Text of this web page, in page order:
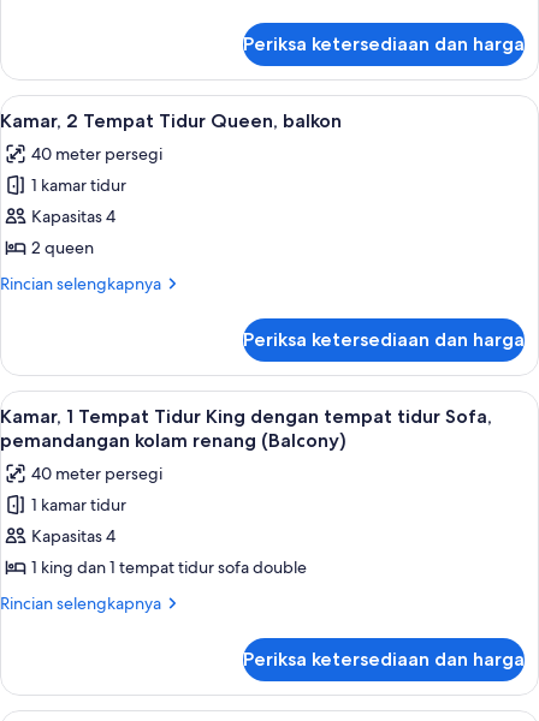
pemandangan
kolam
renang
Kamar,
Tempat
King,
pemandangan
kolam
renang
Periksa ketersediaan dan harga
Lihat
semua
foto
untuk
Kamar,
2
Tempat
balkon
Seprai premium, bantalan ekstra
4
Kamar, 2 Tempat Tidur Queen, balkon
40 meter persegi
1 kamar tidur
Kapasitas 4
2 queen
Rincian selengkapnya
Rincian
Kamar,
Tempat
Tidur
Queen,
balkon
Periksa ketersediaan dan harga
Lihat
semua
foto
untuk
Kamar,
1
Tempat
Tidur
tempat
tidur
Seprai premium, bantalan ekstra
6
Kamar, 1 Tempat Tidur King dengan tempat tidur Sofa,
pemandangan kolam renang (Balcony)
40 meter persegi
1 kamar tidur
Kapasitas 4
1 king dan 1 tempat tidur sofa double
Rincian selengkapnya
Rincian
Kamar,
Periksa ketersediaan dan harga